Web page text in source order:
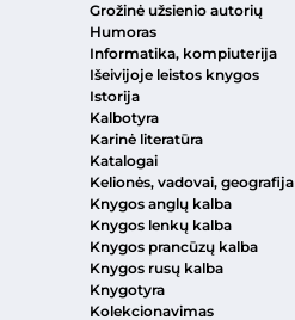
Grožinė užsienio autorių
Humoras
Informatika, kompiuterija
Išeivijoje leistos knygos
Istorija
Kalbotyra
Karinė literatūra
Katalogai
Kelionės, vadovai, geografija
Knygos anglų kalba
Knygos lenkų kalba
Knygos prancūzų kalba
Knygos rusų kalba
Knygotyra
Kolekcionavimas